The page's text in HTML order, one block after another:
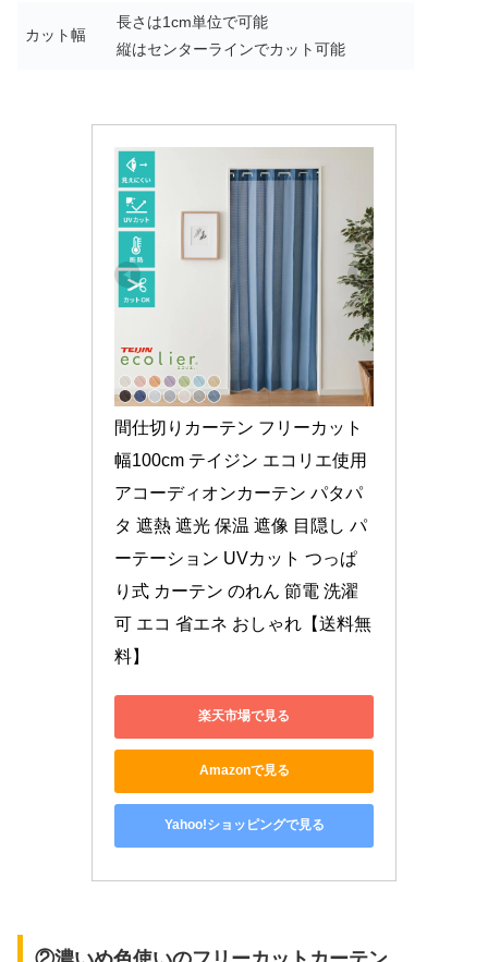
カット幅
長さは1cm単位で可能
縦はセンターラインでカット可能
間仕切りカーテン フリーカット
幅100cm テイジン エコリエ使用
アコーディオンカーテン パタパ
タ 遮熱 遮光 保温 遮像 目隠し パ
ーテーション UVカット つっぱ
り式 カーテン のれん 節電 洗濯
可 エコ 省エネ おしゃれ【送料無
料】
楽天市場で見る
Amazonで見る
Yahoo!ショッピングで見る